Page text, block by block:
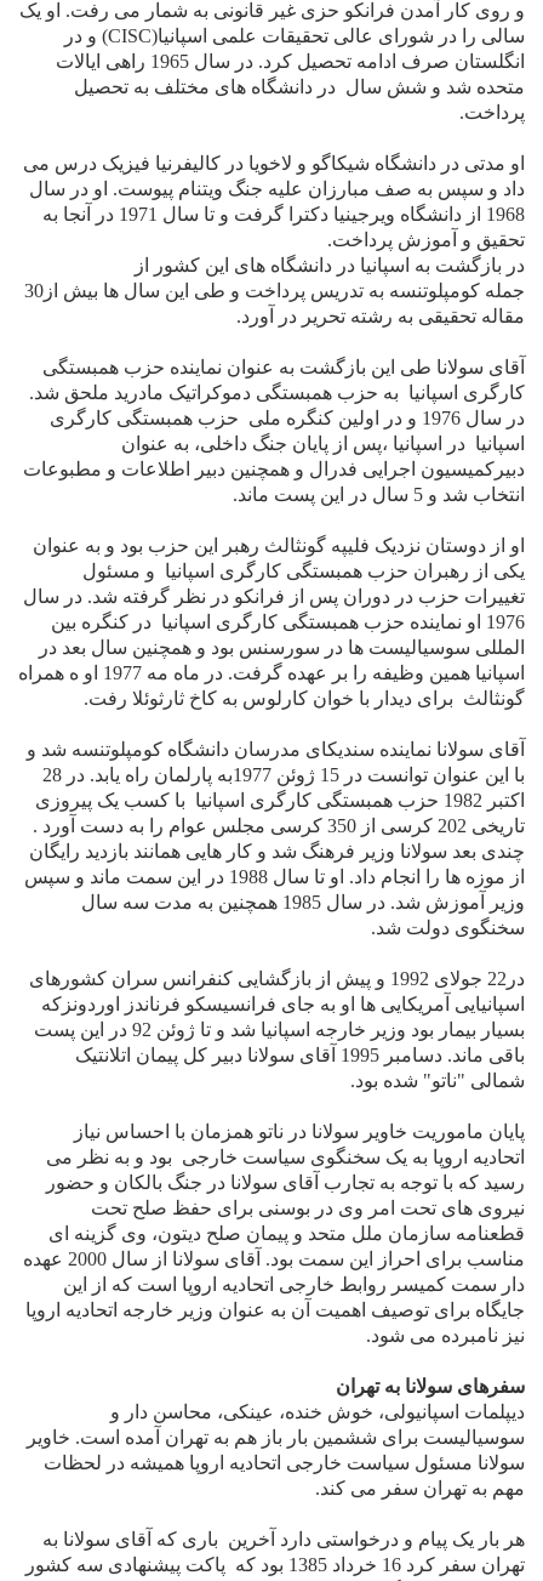
و روی کار آمدن فرانکو حزی غیر قانونی به شمار می رفت. او یک
سالی را در شورای عالی تحقیقات علمی اسپانیا(CISC) و در
انگلستان صرف ادامه تحصیل کرد. در سال 1965 راهی ایالات
متحده شد و شش سال در دانشگاه های مختلف به تحصیل
پرداخت.
او مدتی در دانشگاه شیکاگو و لاخویا در کالیفرنیا فیزیک درس می
داد و سپس به صف مبارزان علیه جنگ ویتنام پیوست. او در سال
1968 از دانشگاه ویرجینیا دکترا گرفت و تا سال 1971 در آنجا به
تحقیق و آموزش پرداخت.
در بازگشت به اسپانیا در دانشگاه های این کشور از
جمله
کومپلوتنسه به تدریس پرداخت و طی این سال ها بیش از30
مقاله تحقیقی به رشته تحریر در آورد.
آقای سولانا طی این بازگشت به عنوان نماینده حزب همبستگی
کارگری اسپانیا به حزب همبستگی دموکراتیک مادرید ملحق شد.
در سال 1976 و در اولین کنگره ملی
حزب همبستگی کارگری
اسپانیا در اسپانیا ،پس از پایان جنگ داخلی، به عنوان
دبیرکمیسیون اجرایی فدرال و همچنین دبیر اطلاعات و مطبوعات
انتخاب شد و 5 سال در این پست ماند.
او از دوستان نزدیک فلیپه گونثالث رهبر این حزب بود و به عنوان
یکی از رهبران حزب همبستگی کارگری اسپانیا و مسئول
تغییرات حزب در دوران پس از فرانکو در نظر گرفته شد. در سال
1976 او نماینده
حزب همبستگی کارگری اسپانیا در کنگره بین
المللی سوسیالیست ها در سورسنس بود و همچنین سال بعد در
اسپانیا همین وظیفه را بر عهده گرفت. در ماه مه 1977 او ه همراه
گونثالث برای دیدار با خوان کارلوس به کاخ ثارثوئلا رفت.
آقای سولانا نماینده سندیکای مدرسان دانشگاه کومپلوتنسه شد و
با این عنوان توانست در 15 ژوئن 1977به پارلمان راه یابد. در 28
اکتبر 1982
حزب همبستگی کارگری اسپانیا با کسب یک پیروزی
تاریخی 202 کرسی از 350 کرسی مجلس عوام را به دست آورد .
چندی بعد سولانا وزیر فرهنگ شد و کار هایی همانند بازدید رایگان
از موزه ها را انجام داد. او تا سال 1988 در این سمت ماند و سپس
وزیر آموزش شد. در سال 1985 همچنین به مدت سه سال
سخنگوی دولت شد.
در22 جولای 1992 و پیش از بازگشایی کنفرانس سران کشورهای
اسپانیایی آمریکایی ها او به جای فرانسیسکو فرناندز اوردونزکه
بسیار بیمار بود وزیر خارجه اسپانیا شد و تا ژوئن 92 در این پست
باقی ماند. دسامبر 1995 آقای سولانا دبیر کل پیمان اتلانتیک
شمالی "ناتو" شده بود.
پایان ماموریت خاویر سولانا در ناتو همزمان با احساس نیاز
اتحادیه اروپا به یک سخنگوی سیاست خارجی بود و به نظر می
رسید که با توجه به تجارب آقای سولانا در جنگ بالکان و حضور
نیروی های تحت امر وی در بوسنی برای حفظ صلح تحت
قطعنامه سازمان ملل متحد و پیمان صلح دیتون، وی گزینه ای
مناسب برای احراز این سمت بود. آقای سولانا از سال 2000 عهده
دار سمت کمیسر روابط خارجی اتحادیه اروپا است که از این
جایگاه برای توصیف اهمیت آن به عنوان وزیر خارجه اتحادیه اروپا
نیز نامبرده می شود.
سفرهای سولانا به تهران
ديپلمات اسپانيولى، خوش خنده، عينکى، محاسن دار و
سوسياليست براى ششمین بار باز هم به تهران آمده است. خاوير
سولانا مسئول سياست خارجى اتحاديه اروپا هميشه در لحظات
مهم به تهران سفر مى کند.
هر بار يک پيام و درخواستى دارد آخرین بار ی که آقای سولانا به
تهران سفر کرد 16 خرداد 1385 بود که
پاکت پيشنهادى سه کشور